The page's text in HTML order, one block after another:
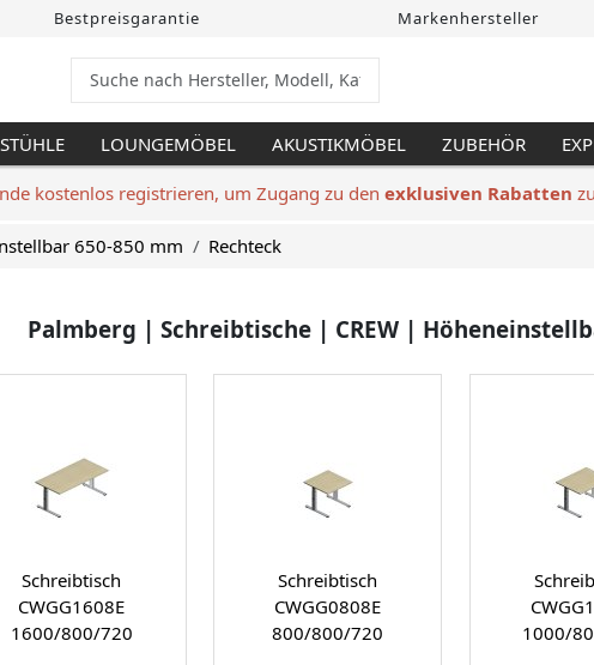
Bestpreisgarantie Markenhersteller
LOUNGEMÖBEL AKUSTIKMÖBEL ZUBEHÖR
kostenlos registrieren, um Zugang zu den exklusiven Rabatten
650-850 mm Rechteck
Palmberg | Schreibtische | CREW |
Schreibtisch
CWGG1608E
1600/800/720
Schreibtisch
CWGG0808E
800/800/720
1000/